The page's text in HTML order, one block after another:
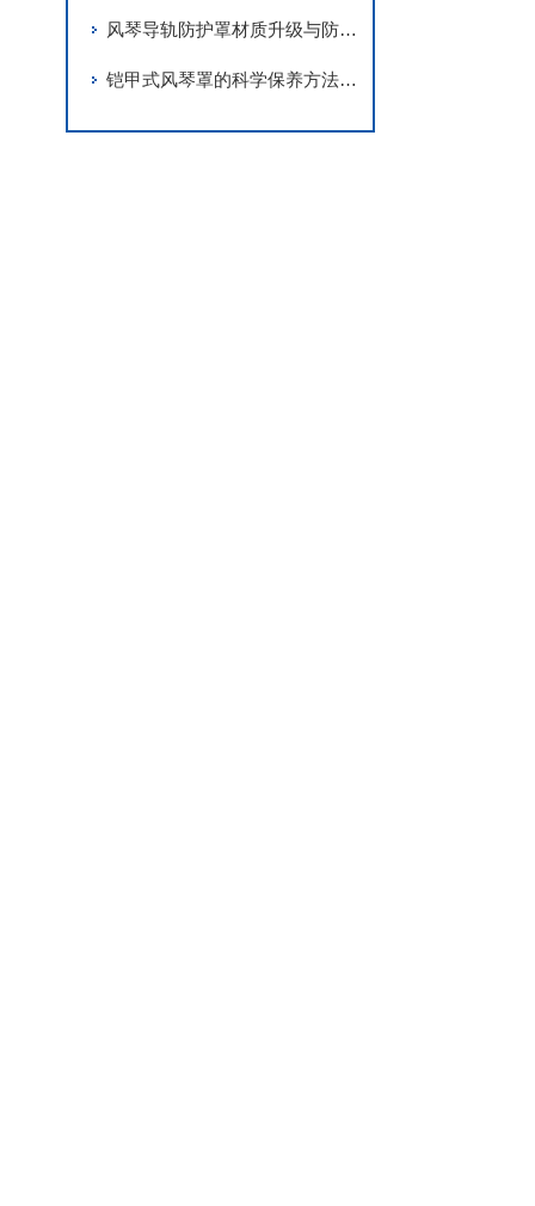
风琴导轨防护罩材质升级与防护优化
铠甲式风琴罩的科学保养方法分享